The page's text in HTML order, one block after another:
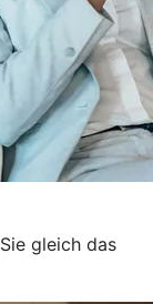
gleich das